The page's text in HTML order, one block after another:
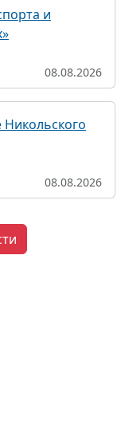
и
08.08.2026
08.08.2026